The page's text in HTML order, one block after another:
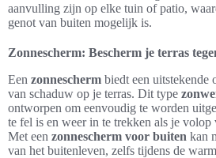
aanvulling zijn op elke tuin of patio,
genot van buiten mogelijk is.
Zonnescherm: Bescherm je terras
Een zonnescherm biedt een uitstekende
van schaduw op je terras. Dit type
ontworpen om eenvoudig te worden
te fel is en weer in te trekken als je
Met een zonnescherm voor buiten kan
van het buitenleven, zelfs tijdens de